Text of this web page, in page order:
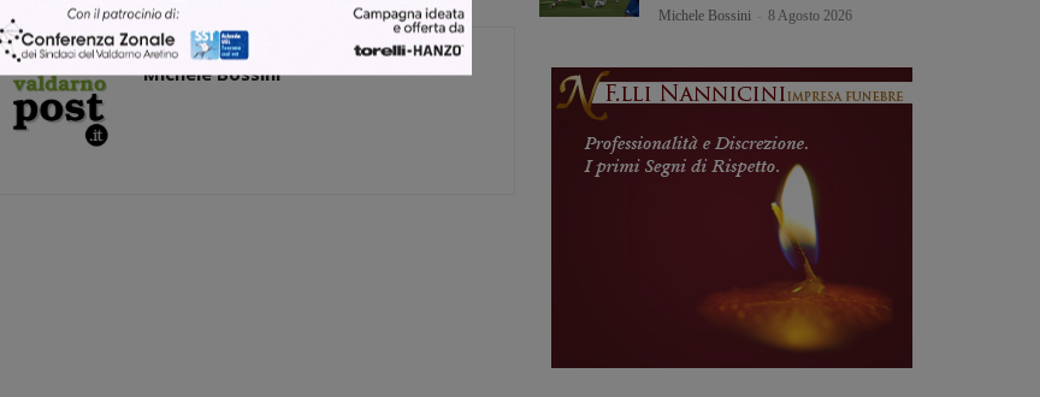
Michele Bossini
Michele Bossini 8 Agosto 2026